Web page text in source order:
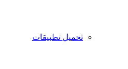
تحميل تطبيقات